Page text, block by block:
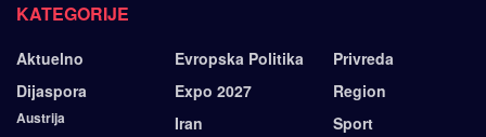
KATEGORIJE
Aktuelno
Dijaspora
Austrija
Evropska Politika
Expo 2027
Iran
Privreda
Region
Sport